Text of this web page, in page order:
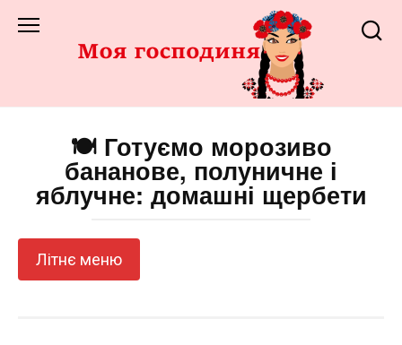
до
🍽️ Готуємо морозиво
бананове, полуничне і
яблучне: домашні щербети
Літнє меню